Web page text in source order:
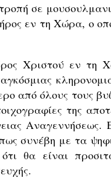
σε
εν τη Χώρα, ο
Χριστού εν τη
από όλους τους
της
Αναγεννήσεως.
συνέβη με τα
θα είναι